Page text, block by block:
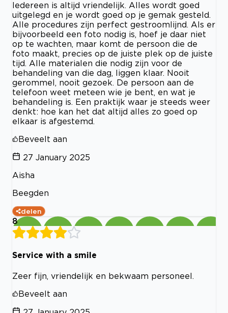
Iedereen is altijd vriendelijk. Alles wordt goed
uitgelegd en je wordt goed op je gemak gesteld.
Alle procedures zijn perfect gestroomlijnd. Als er
bijvoorbeeld een foto nodig is, hoef je daar niet
op te wachten, maar komt de persoon die de
foto maakt, precies op de juiste plek op de juiste
tijd. Alle materialen die nodig zijn voor de
behandeling van die dag, liggen klaar. Nooit
gerommel, nooit gezoek. De persoon aan de
telefoon weet meteen wie je bent, en wat je
behandeling is. Een praktijk waar je steeds weer
denkt: hoe kan het dat altijd alles zo goed op
elkaar is afgestemd.
Beveelt aan
27 January 2025
Aisha
Beegden
delen
8
Service with a smile
Zeer fijn, vriendelijk en bekwaam personeel.
Beveelt aan